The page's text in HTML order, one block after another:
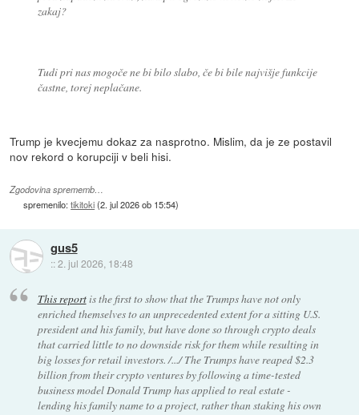
zakaj?
Tudi pri nas mogoče ne bi bilo slabo, če bi bile najvišje funkcije
častne, torej neplačane.
Trump je kvecjemu dokaz za nasprotno. Mislim, da je ze postavil
nov rekord o korupciji v beli hisi.
Zgodovina sprememb…
spremenilo:tikitoki(2. jul 2026 ob 15:54)
gus5
::2. jul 2026, 18:48
This reportis the first to show that the Trumps have not only
enriched themselves to an unprecedented extent for a sitting U.S.
president and his family, but have done so through crypto deals
that carried little to no downside risk for them while resulting in
big losses for retail investors. /.../ The Trumps have reaped $2.3
billion from their crypto ventures by following a time-tested
business model Donald Trump has applied to real estate -
lending his family name to a project, rather than staking his own